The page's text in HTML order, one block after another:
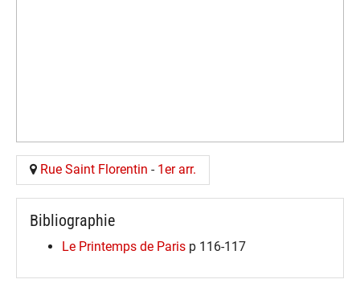
Rue Saint Florentin - 1er arr.
Bibliographie
Le Printemps de Paris p 116-117